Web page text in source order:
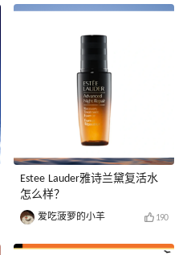
Estee Lauder雅诗兰黛复活水
怎么样？
爱吃菠萝的小羊 190